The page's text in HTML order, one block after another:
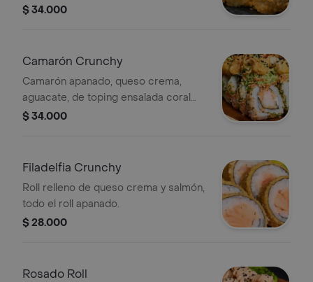
salmón.
$ 34.000
Camarón Crunchy
Camarón apanado, queso crema,
aguacate, de toping ensalada coral
crunchy con camarones.
$ 34.000
Filadelfia Crunchy
Roll relleno de queso crema y salmón,
todo el roll apanado.
$ 28.000
Rosado Roll